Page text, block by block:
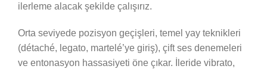
ilerleme alacak şekilde çalışırız.
Orta seviyede pozisyon geçişleri, temel yay teknikleri
(détaché, legato, martelé’ye giriş), çift ses denemeleri
ve entonasyon hassasiyeti öne çıkar. İleride vibrato,